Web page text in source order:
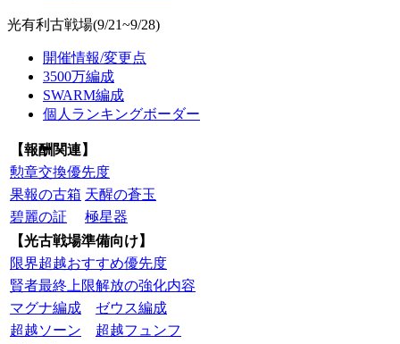
光有利古戦場(9/21~9/28)
開催情報/変更点
3500万編成
SWARM編成
個人ランキングボーダー
【報酬関連】
勲章交換優先度
果報の古箱 天醒の蒼玉
碧麗の証
極星器
【光古戦場準備向け】
限界超越おすすめ優先度
賢者最終上限解放の強化内容
マグナ編成
ゼウス編成
超越ソーン
超越フュンフ